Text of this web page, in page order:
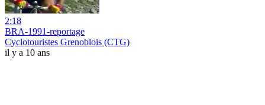
2:18
BRA-1991-reportage
Cyclotouristes Grenoblois (CTG)
il y a 10 ans